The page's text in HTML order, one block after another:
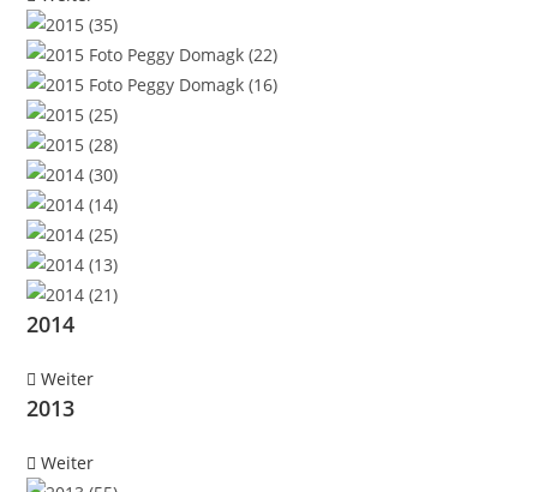
2014
Weiter
2013
Weiter